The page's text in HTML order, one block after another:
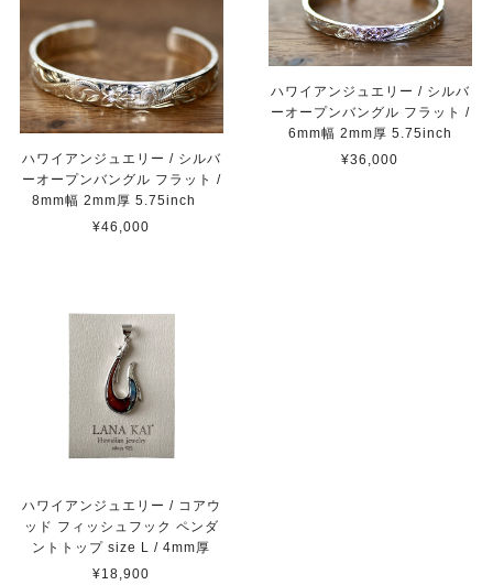
ハワイアンジュエリー / シルバ
ーオープンバングル フラット /
8mm幅 2mm厚 5.75inch
¥46,000
ハワイアンジュエリー / シルバ
ーオープンバングル フラット /
6mm幅 2mm厚 5.75inch
¥36,000
ハワイアンジュエリー / コアウ
ッド フィッシュフック ペンダ
ントトップ size L / 4mm厚
¥18,900